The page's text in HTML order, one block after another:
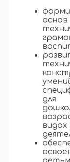
основ
для
видах